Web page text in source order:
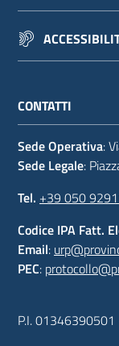
CONTATTI
Sede Operativa:
Sede Legale:
Tel. +39 050
Codice IPA Fatt.
Email:
PEC:
P.I.